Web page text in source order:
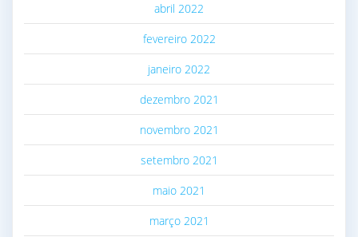
abril 2022
fevereiro 2022
janeiro 2022
dezembro 2021
novembro 2021
setembro 2021
maio 2021
março 2021